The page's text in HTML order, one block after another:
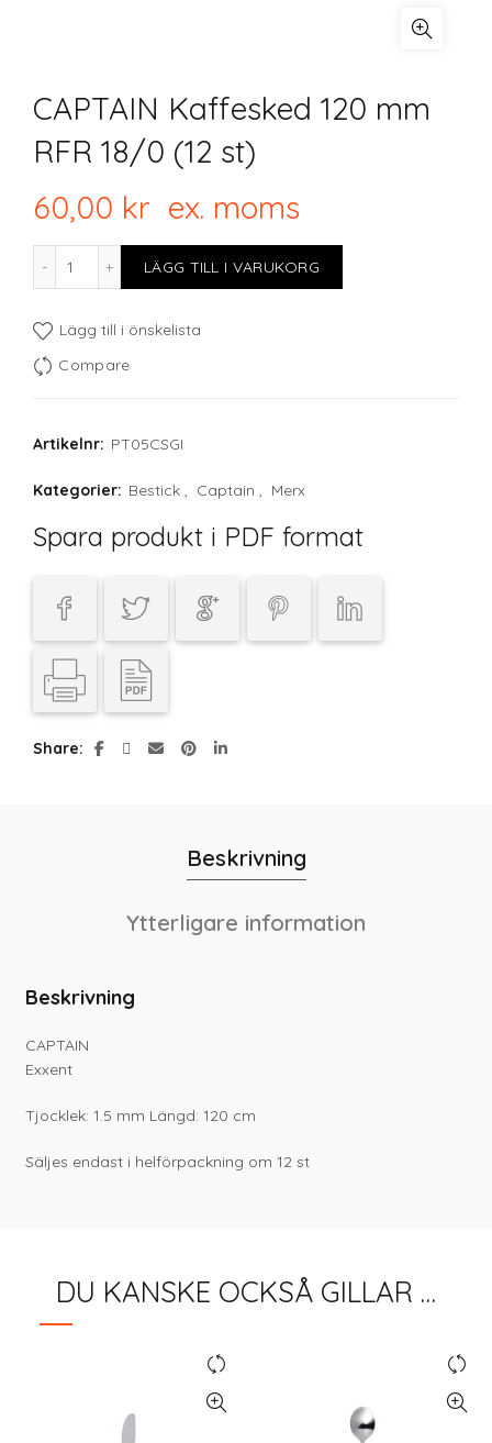
CAPTAIN Kaffesked 120 mm
RFR 18/0 (12 st)
60,00 kr ex. moms
CAPTAIN Kaffesked 120 mm RFR 18/0 (12 st) mängd
LÄGG TILL I VARUKORG
Lägg till i önskelista
Compare
Artikelnr: PT05CSGI
Kategorier: Bestick , Captain , Merx
Spara produkt i PDF format
Share
Beskrivning
Ytterligare information
Beskrivning
CAPTAIN
Exxent
Tjocklek: 1.5 mm Längd: 120 cm
Säljes endast i helförpackning om 12 st
DU KANSKE OCKSÅ GILLAR …